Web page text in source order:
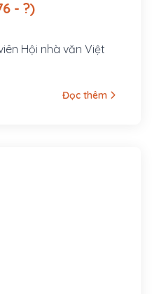
Tư (1976 - ?)
Hội nhà văn Việt
Đọc thêm